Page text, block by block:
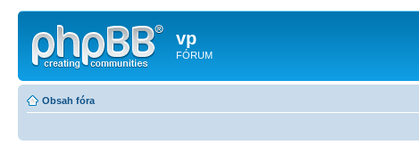
vp
FÓRUM
Obsah fóra